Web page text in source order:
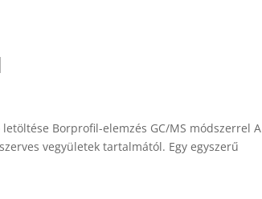
Borprofil-elemzés GC/MS módszerrel A
vegyületek tartalmától. Egy egyszerű